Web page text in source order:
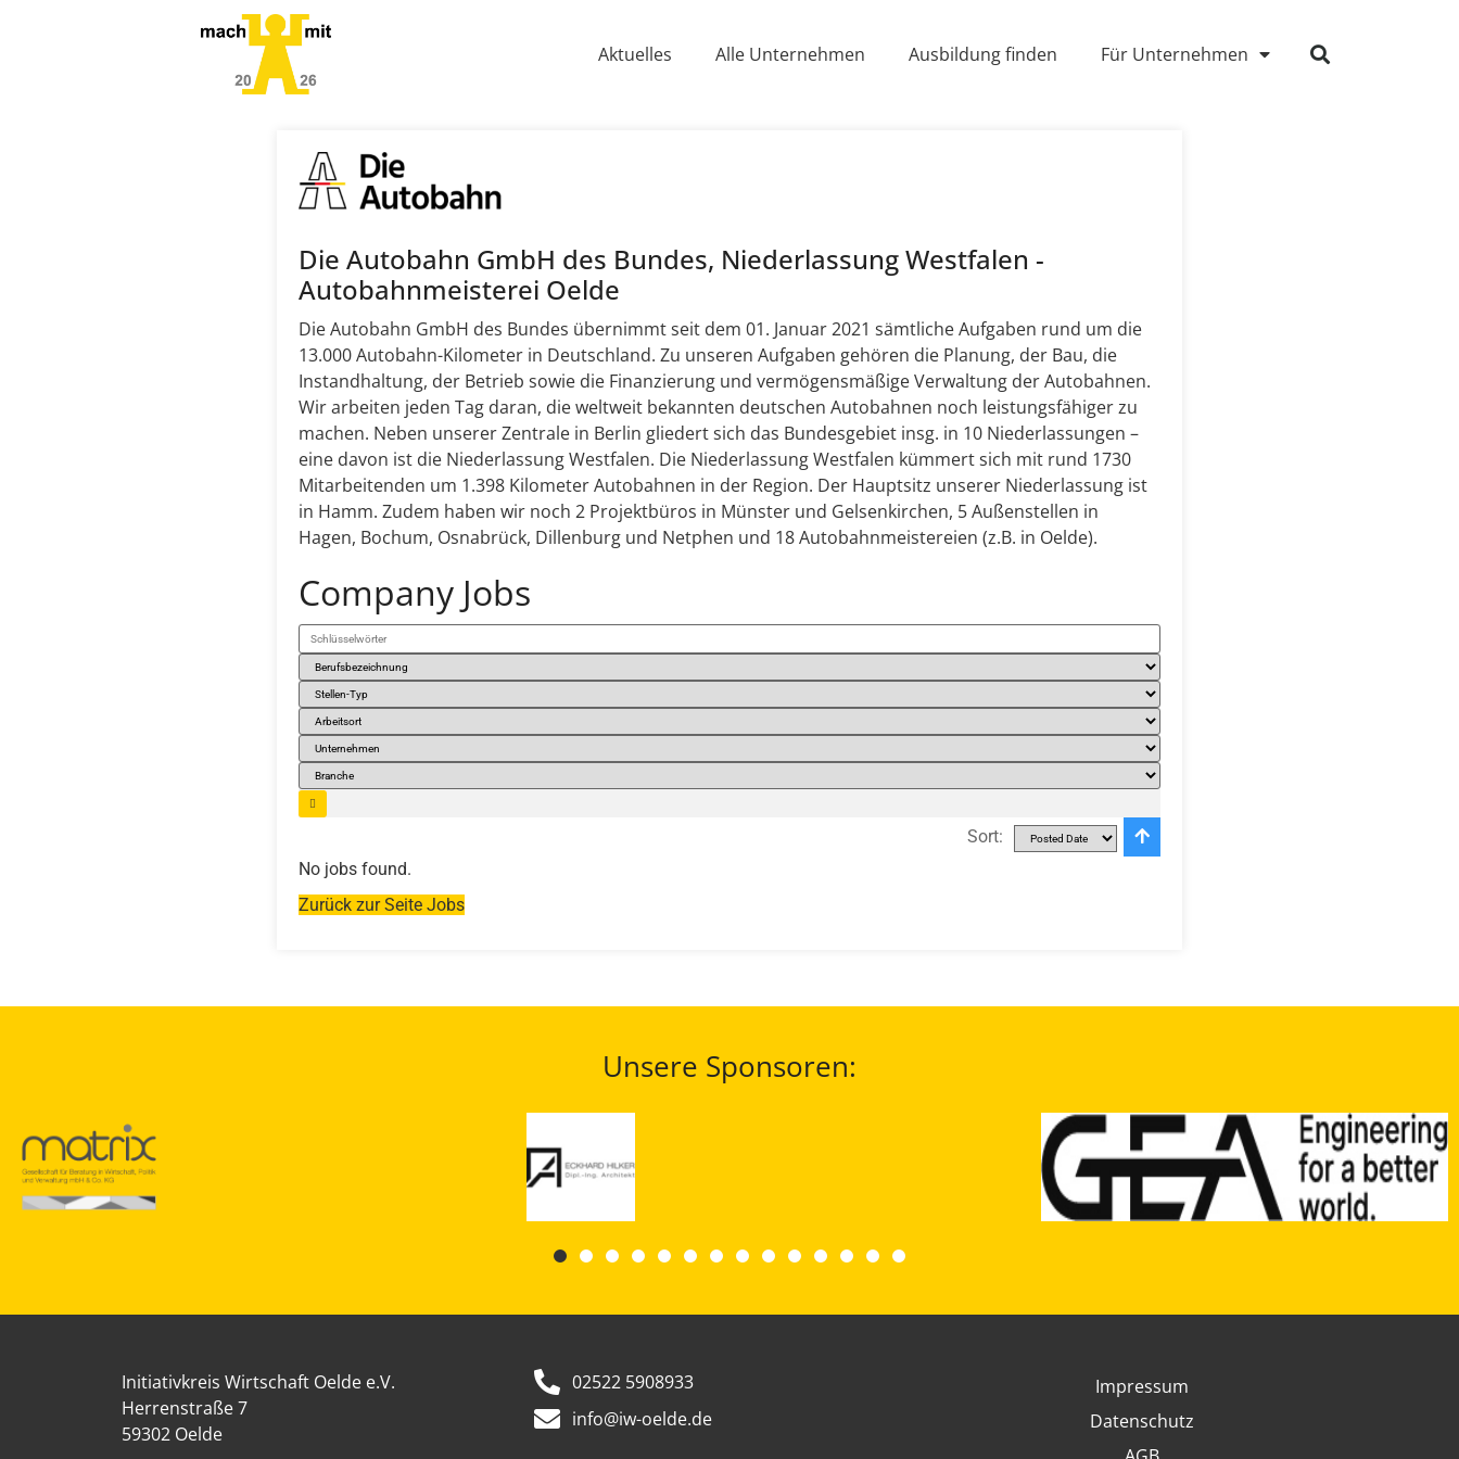
Aktuelles Alle Unternehmen Ausbildung finden Für Unternehmen
Die Autobahn GmbH des Bundes, Niederlassung Westfalen -
Autobahnmeisterei Oelde
Die Autobahn GmbH des Bundes übernimmt seit dem 01. Januar 2021 sämtliche Aufgaben rund um die
13.000 Autobahn-Kilometer in Deutschland. Zu unseren Aufgaben gehören die Planung, der Bau, die
Instandhaltung, der Betrieb sowie die Finanzierung und vermögensmäßige Verwaltung der Autobahnen.
Wir arbeiten jeden Tag daran, die weltweit bekannten deutschen Autobahnen noch leistungsfähiger zu
machen. Neben unserer Zentrale in Berlin gliedert sich das Bundesgebiet insg. in 10 Niederlassungen –
eine davon ist die Niederlassung Westfalen. Die Niederlassung Westfalen kümmert sich mit rund 1730
Mitarbeitenden um 1.398 Kilometer Autobahnen in der Region. Der Hauptsitz unserer Niederlassung ist
in Hamm. Zudem haben wir noch 2 Projektbüros in Münster und Gelsenkirchen, 5 Außenstellen in
Hagen, Bochum, Osnabrück, Dillenburg und Netphen und 18 Autobahnmeistereien (z.B. in Oelde).
Company Jobs
Schlüsselwörter
Sort:
No jobs found.
Zurück zur Seite Jobs
Unsere Sponsoren:
Initiativkreis Wirtschaft Oelde e.V.
Herrenstraße 7
59302 Oelde
02522 5908933
info@iw-oelde.de
Impressum
Datenschutz